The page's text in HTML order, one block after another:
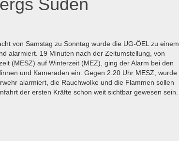
Süden
von Samstag zu Sonntag wurde die UG-ÖEL zu einem
alarmiert. 19 Minuten nach der Zeitumstellung, von
(MESZ) auf Winterzeit (MEZ), ging der Alarm bei den
und Kameraden ein. Gegen 2:20 Uhr MESZ, wurde
alarmiert, die Rauchwolke und die Flammen sollen
der ersten Kräfte schon weit sichtbar gewesen sein.